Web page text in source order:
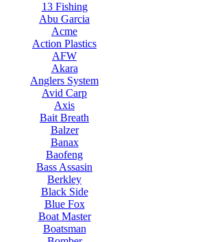
13 Fishing
Abu Garcia
Acme
Action Plastics
AFW
Akara
Anglers System
Avid Carp
Axis
Bait Breath
Balzer
Banax
Baofeng
Bass Assasin
Berkley
Black Side
Blue Fox
Boat Master
Boatsman